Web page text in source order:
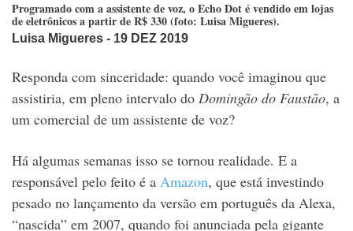
Programado com a assistente de voz, o Echo Dot é vendido em lojas
de eletrônicos a partir de R$ 330 (foto: Luisa Migueres).
Luisa Migueres - 19 DEZ 2019
Responda com sinceridade: quando você imaginou que
assistiria, em pleno intervalo do Domingão do Faustão, a
um comercial de um assistente de voz?
Há algumas semanas isso se tornou realidade. E a
responsável pelo feito é a Amazon, que está investindo
pesado no lançamento da versão em português da Alexa,
“nascida” em 2007, quando foi anunciada pela gigante